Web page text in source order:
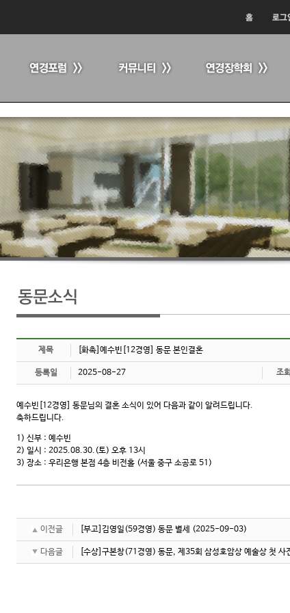
제목 [화촉]예수빈[12경영] 동문 본인결혼
등록일 2025-08-27 조
예수빈[12경영] 동문님의 결혼 소식이 있어 다음과 같이 알려드립니다.
축하드립니다.
1) 신부 : 예수빈
2) 일시 : 2025.08.30.(토) 오후 13시
3) 장소 : 우리은행 본점 4층 비전홀 (서울 중구 소공로 51)
이전글 [부고]김영일(59경영) 동문 별세 (2025-09-03)
다음글 [수상]구본창(71경영) 동문, 제35회 삼성호암상 예술상 첫 사